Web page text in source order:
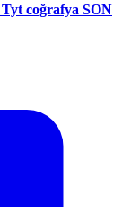
coğrafya SON